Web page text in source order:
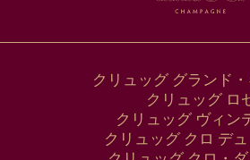
クリュッグ グランド
クリュッグ ロ
クリュッグ ヴィン
クリュッグ クロ デ